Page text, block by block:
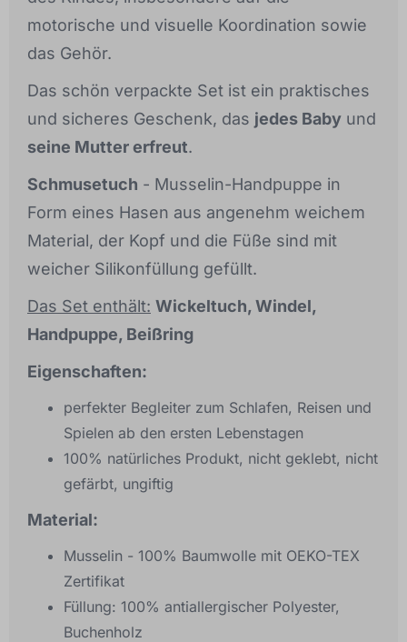
motorische und visuelle Koordination sowie
das Gehör.
Das schön verpackte Set ist ein praktisches
und sicheres Geschenk, das jedes Baby und
seine Mutter erfreut.
Schmusetuch - Musselin-Handpuppe in
Form eines Hasen aus angenehm weichem
Material, der Kopf und die Füße sind mit
weicher Silikonfüllung gefüllt.
Das Set enthält: Wickeltuch, Windel,
Handpuppe, Beißring
Eigenschaften:
perfekter Begleiter zum Schlafen, Reisen und
Spielen ab den ersten Lebenstagen
100% natürliches Produkt, nicht geklebt, nicht
gefärbt, ungiftig
Material:
Musselin - 100% Baumwolle mit OEKO-TEX
Zertifikat
Füllung: 100% antiallergischer Polyester,
Buchenholz